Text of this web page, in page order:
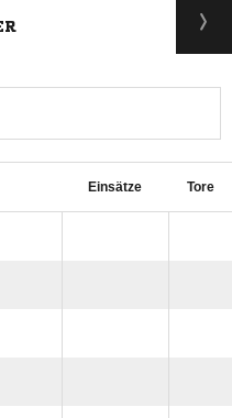
Einsätze Tore